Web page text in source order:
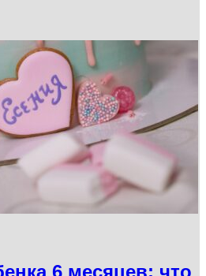
6 месяцев: что